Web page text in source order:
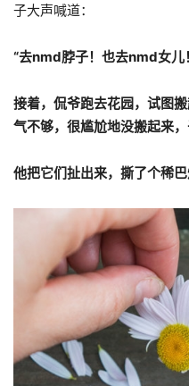
子大声喊道：
“去nmd脖子！也去nmd女儿
接着，侃爷跑去花园，试图
气不够，很尴尬地没搬起来
他把它们扯出来，撕了个稀